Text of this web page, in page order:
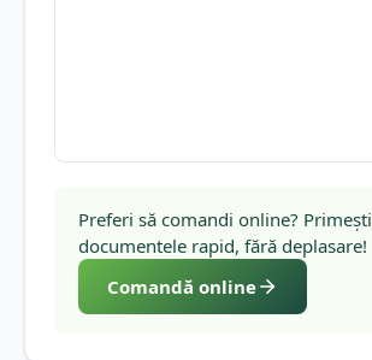
Preferi să comandi online? Primești
documentele rapid, fără deplasare!
Comandă online